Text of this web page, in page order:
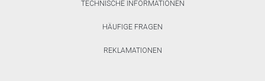
TECHNISCHE INFORMATIONEN
HÄUFIGE FRAGEN
REKLAMATIONEN